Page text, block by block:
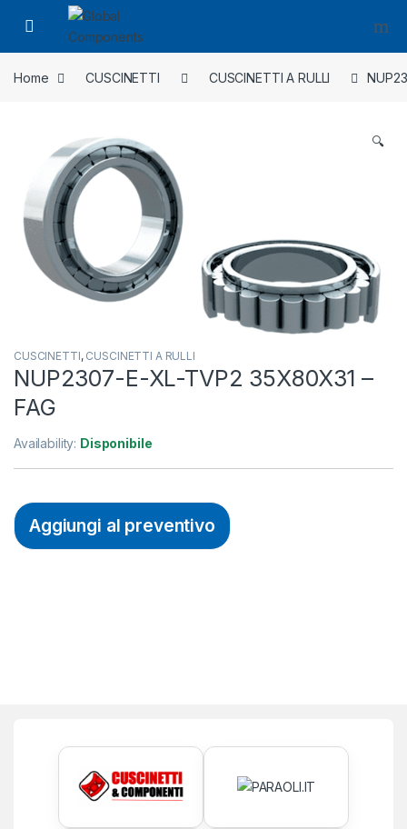
Home CUSCINETTI CUSCINETTI A RULLI
🔍
CUSCINETTI, CUSCINETTI A RULLI
NUP2307-E-XL-TVP2 35X80X31 –
FAG
Availability: Disponibile
Aggiungi al preventivo